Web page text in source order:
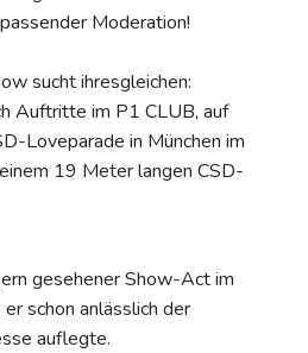
Moderation!
sucht ihresgleichen:
Auftritte im P1 CLUB, auf
Loveparade in München im
19 Meter langen CSD-
gesehener Show-Act im
schon anlässlich der
auflegte.